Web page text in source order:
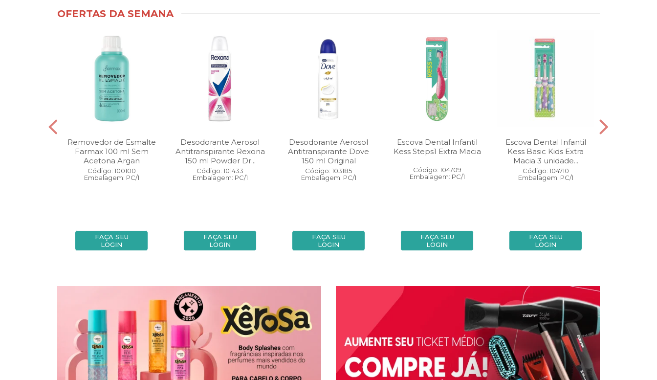
OFERTAS DA SEMANA
Removedor de Esmalte
Farmax 100 ml Sem
Acetona Argan
Código: 100100
Embalagem: PC/1
FAÇA SEU
LOGIN
Desodorante Aerosol
Antitranspirante Rexona
150 ml Powder Dr...
Código: 101433
Embalagem: PC/1
FAÇA SEU
LOGIN
Desodorante Aerosol
Antitranspirante Dove
150 ml Original
Código: 103185
Embalagem: PC/1
FAÇA SEU
LOGIN
Escova Dental Infantil
Kess Steps1 Extra Macia
Código: 104709
Embalagem: PC/1
FAÇA SEU
LOGIN
Escova Dental Infantil
Kess Basic Kids Extra
Macia 3 unidade...
Código: 104710
Embalagem: PC/1
FAÇA SEU
LOGIN